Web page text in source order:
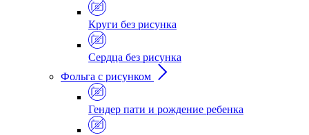
Круги без рисунка
Сердца без рисунка
Фольга с рисунком
Гендер пати и рождение ребенка